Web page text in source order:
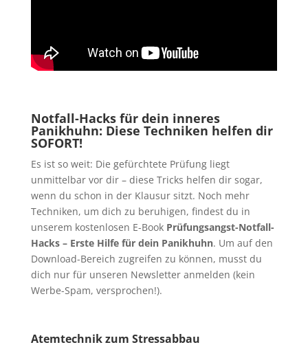
Notfall-Hacks für dein inneres
Panikhuhn: Diese Techniken helfen dir
SOFORT!
Es ist so weit: Die gefürchtete Prüfung liegt
unmittelbar vor dir – diese Tricks helfen dir sogar,
wenn du schon in der Klausur sitzt. Noch mehr
Techniken, um dich zu beruhigen, findest du in
unserem kostenlosen E-Book Prüfungsangst-Notfall-
Hacks – Erste Hilfe für dein Panikhuhn. Um auf den
Download-Bereich zugreifen zu können, musst du
dich nur für unseren Newsletter anmelden (kein
Werbe-Spam, versprochen!).
Atemtechnik zum Stressabbau